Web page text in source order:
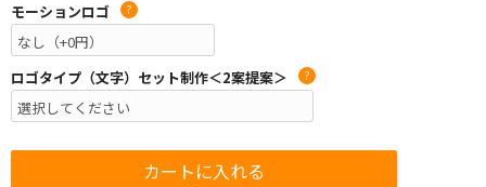
モーションロゴ ?
ロゴタイプ（文字）セット制作＜2案提案＞ ?